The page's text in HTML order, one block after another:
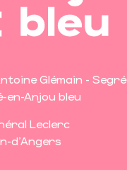
Glémain - Segré
Anjou bleu
Leclerc
d'Angers